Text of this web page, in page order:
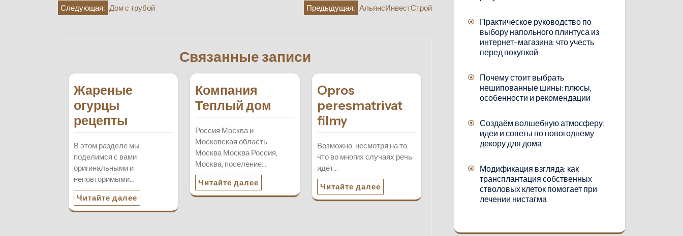
Навигация
Предыдущая: АльянсИнвестСтрой
Следующая: Дом с трубой
Связанные записи
Жареные
огурцы
рецепты
В этом разделе мы
поделимся с вами
оригинальными и
неповторимыми…
Читайте далее
Компания
Теплый дом
Россия Москва и
Московская область
Москва Москва Россия,
Москва, поселение…
Читайте далее
Opros
peresmatrivat
filmy
Возможно, несмотря на то,
что во многих случаях речь
идет…
Читайте далее
Практическое руководство по
выбору напольного плинтуса из
интернет-магазина: что учесть
перед покупкой
Почему стоит выбрать
нешипованные шины: плюсы,
особенности и рекомендации
Создаём волшебную атмосферу:
идеи и советы по новогоднему
декору для дома
Модификация взгляда: как
трансплантация собственных
стволовых клеток помогает при
лечении нистагма